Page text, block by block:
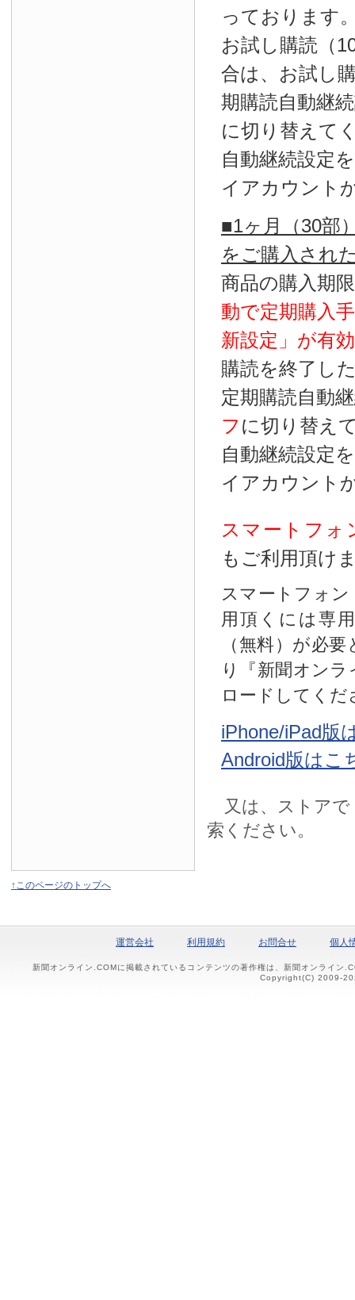
っております
お試し購読（
合は、お試し
期購読自動継
に切り替えて
自動継続設定
イアカウント
■1ヶ月（30部
をご購入され
商品の購入期
動で定期購入
新設定」が有効
購読を終了し
定期購読自動
フ に切り替え
自動継続設定
イアカウント
スマートフォ
もご利用頂け
スマートフォ
用頂くには専
（無料）が必
り『新聞オン
ロードしてくだ
iPhone/iPad版
Android版はこ
又は、ストアで
索ください。
↑このページのトップへ
運営会社 利用規約 お問合せ 個人
新聞オンライン.COMに掲載されているコンテンツの著作権は、新聞オンライン
Copyright(C) 2009-